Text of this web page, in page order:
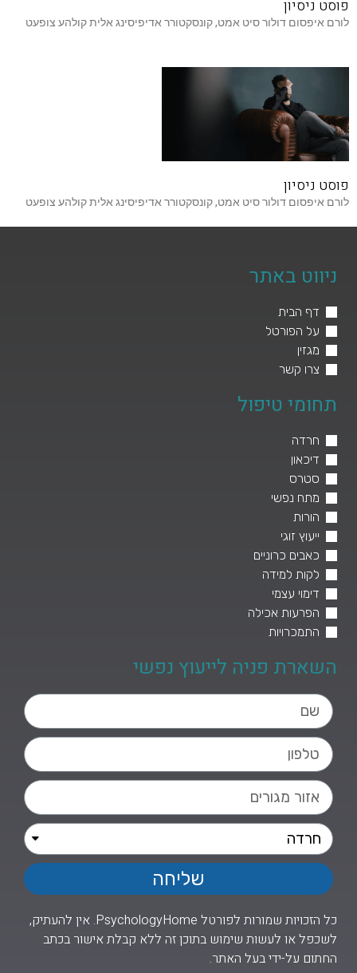
פוסט ניסיון
לורם איפסום דולור סיט אמט, קונסקטורר אדיפיסינג אלית קולהע צופעט
פוסט ניסיון
לורם איפסום דולור סיט אמט, קונסקטורר אדיפיסינג אלית קולהע צופעט
ניווט באתר
דף הבית
על הפורטל
מגזין
צרו קשר
תחומי טיפול
חרדה
דיכאון
סטרס
מתח נפשי
הורות
ייעוץ זוגי
כאבים כרוניים
לקות למידה
דימוי עצמי
הפרעות אכילה
התמכרויות
השארת פניה לייעוץ נפשי
שליחה
כל הזכויות שמורות לפורטל PsychologyHome. אין להעתיק,
לשכפל או לעשות שימוש בתוכן זה ללא קבלת אישור בכתב
החתום על-ידי בעל האתר.